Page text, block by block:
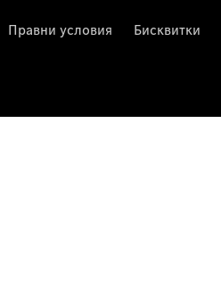
Правни условия Бисквитки